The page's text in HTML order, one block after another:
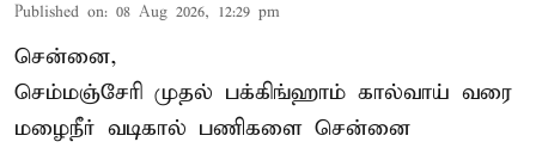
Published on: 08 Aug 2026, 12:29 pm
சென்னை,
செம்மஞ்சேரி முதல் பக்கிங்ஹாம் கால்வாய் வரை
மழைநீர் வடிகால் பணிகளை சென்னை